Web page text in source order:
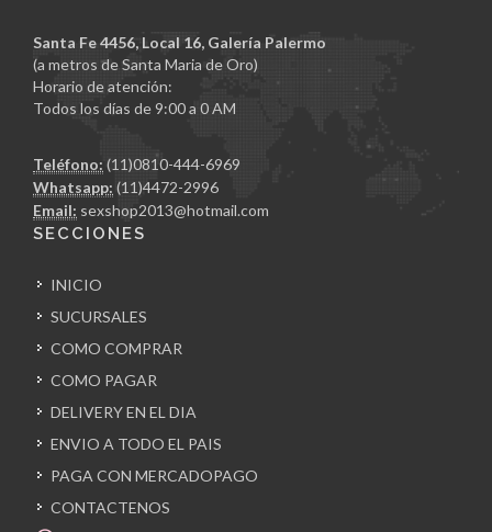
Santa Fe 4456, Local 16, Galería Palermo
(a metros de Santa Maria de Oro)
Horario de atención:
Todos los días de 9:00 a 0 AM
Teléfono: (11)0810-444-6969
Whatsapp: (11)4472-2996
Email: sexshop2013@hotmail.com
SECCIONES
INICIO
SUCURSALES
COMO COMPRAR
COMO PAGAR
DELIVERY EN EL DIA
ENVIO A TODO EL PAIS
PAGA CON MERCADOPAGO
CONTACTENOS